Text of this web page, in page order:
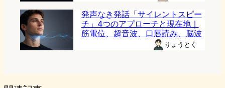
発声なき発話「サイレントスピー
チ」4つのアプローチと現在地｜
筋電位、超音波、口唇読み、脳波
りょうとく